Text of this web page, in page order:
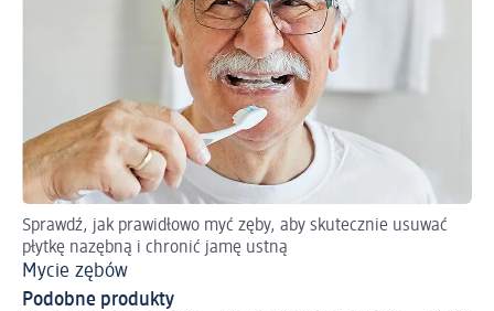
Sprawdź, jak prawidłowo myć zęby, aby skutecznie usuwać
płytkę nazębną i chronić jamę ustną
Mycie zębów
Podobne produkty